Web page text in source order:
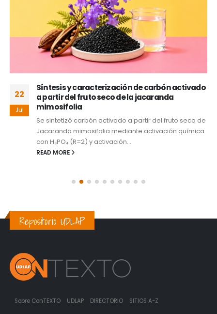
22
Jul
Síntesis y caracterización de carbón activado
a partir del fruto seco de la jacaranda
mimosifolia
Se sintetizó carbón activado a partir del fruto seco de
Jacaranda mimosifolia mediante activación química
con H₃PO₄ (R=2) y activación...
READ MORE
Repositorio UDLAP
Sobre ConTEXTO UDLAP DIRECTORIO SITIOS A-Z